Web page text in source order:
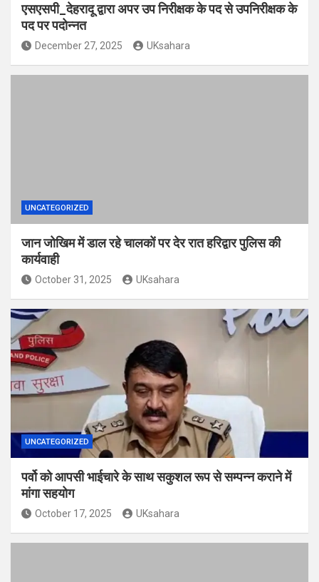
एसएसपी_देहरादू द्वारा अपर उप निरीक्षक के पद से उपनिरीक्षक के
पद पर पदोन्नत
December 27, 2025 UKsahara
UNCATEGORIZED
जान जोखिम में डाल रहे चालकों पर देर रात हरिद्वार पुलिस की
कार्यवाही
October 31, 2025 UKsahara
UNCATEGORIZED
पर्वो को आपसी भाईचारे के साथ सकुशल रूप से सम्पन्न कराने में
मांगा सहयोग
October 17, 2025 UKsahara